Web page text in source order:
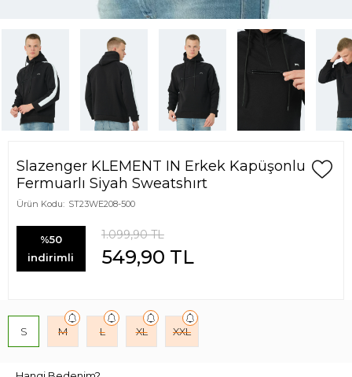
Slazenger KLEMENT IN Erkek Kapüşonlu
Fermuarlı Siyah Sweatshırt
Ürün Kodu: ST23WE208-500
%50
indirimli
1.099,90TL
549,90 TL
S M L XL XXL